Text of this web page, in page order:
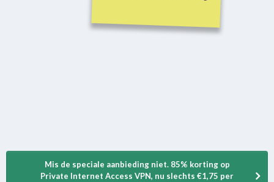
Mis de speciale aanbieding niet. 85% korting op
Private Internet Access VPN, nu slechts €1,75 per